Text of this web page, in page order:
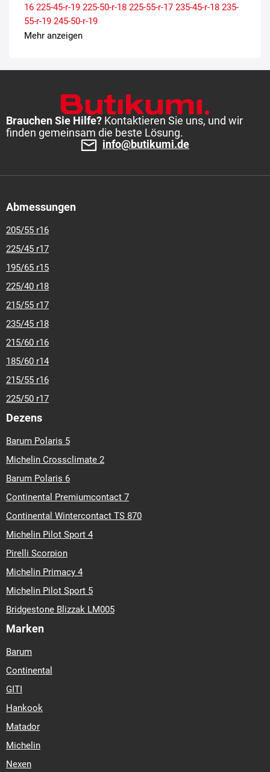
16 225-45-r-19 225-50-r-18 225-55-r-17 235-45-r-18 235-
55-r-19 245-50-r-19
Mehr anzeigen
Brauchen Sie Hilfe? Kontaktieren Sie uns, und wir
finden gemeinsam die beste Lösung.
info@butikumi.de
Abmessungen
205/55 r16
225/45 r17
195/65 r15
225/40 r18
215/55 r17
235/45 r18
215/60 r16
185/60 r14
215/55 r16
225/50 r17
Dezens
Barum Polaris 5
Michelin Crossclimate 2
Barum Polaris 6
Continental Premiumcontact 7
Continental Wintercontact TS 870
Michelin Pilot Sport 4
Pirelli Scorpion
Michelin Primacy 4
Michelin Pilot Sport 5
Bridgestone Blizzak LM005
Marken
Barum
Continental
GITI
Hankook
Matador
Michelin
Nexen